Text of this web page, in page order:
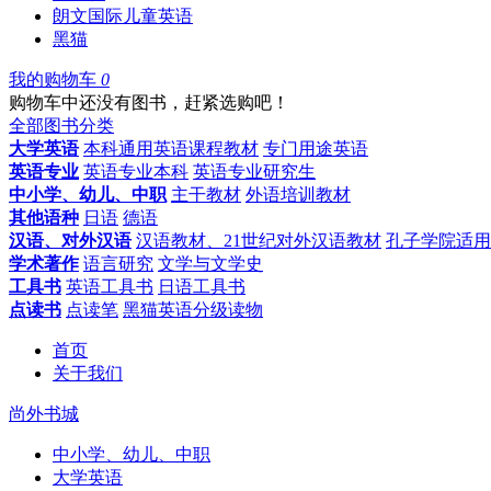
朗文国际儿童英语
黑猫
我的购物车 0
购物车中还没有图书，赶紧选购吧！
全部图书分类
大学英语 本科通用英语课程教材 专门用途英语
英语专业 英语专业本科 英语专业研究生
中小学、幼儿、中职 主干教材 外语培训教材
其他语种 日语 德语
汉语、对外汉语 汉语教材、21世纪对外汉语教材 孔子学院适
学术著作 语言研究 文学与文学史
工具书 英语工具书 日语工具书
点读书 点读笔 黑猫英语分级读物
首页
关于我们
尚外书城
中小学、幼儿、中职
大学英语